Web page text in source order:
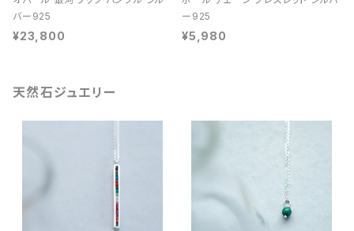
バー925
¥23,800
ー925
¥5,980
天然石ジュエリー